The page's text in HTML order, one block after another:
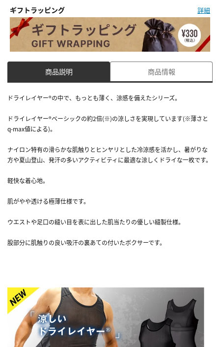
ギフトラッピング 詳細
商品説明 商品情報
ドライレイヤー®の中で、もっとも薄く、涼感を備えたシリーズ。
ドライレイヤー®ベーシックの約2倍(※)の涼しさを実現しています(※薄さと
q-max値による)。
ナイロン特有の滑らかな肌触りとヒンヤリとした冷涼感を活かし、暑がりな
方や夏山登山、発汗の多いアクティビティに最適な涼しくドライな一枚です。
軽快な着心地。
肌がやや透ける極薄仕様です。
ウエストや足口の縫い目を表に出した肌当たりの優しい縫製仕様。
股部分に肌触りの良い吸汗の裏あての付いたボクサーです。